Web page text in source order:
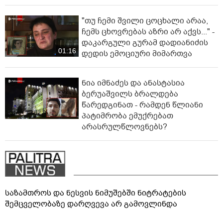
01:16
"თუ ჩემი შვილი ცოცხალი არაა,
ჩემს ცხოვრებას აზრი არ აქვს..." -
დაკარგული გურამ დადიანიძის
დედის ემოციური მიმართვა
ნია იმნაძეს და ანასტასია
ბერუაშვილს ბრალდება
წარედგინათ - რამდენ წლიანი
პატიმრობა ემუქრებათ
არასრულწლოვნებს?
საზამთროს და ნესვის ნიმუშებში ნიტრატების
შემცველობაზე დარღვევა არ გამოვლინდა